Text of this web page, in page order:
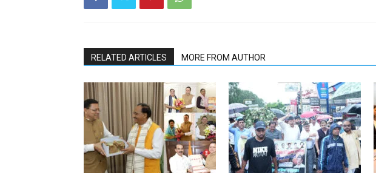
RELATED ARTICLES MORE FROM AUTHOR